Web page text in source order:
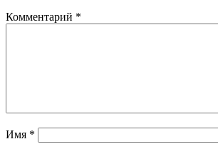
Комментарий *
Имя *